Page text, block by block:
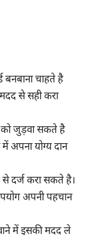
चाहते है
से सही करा
को जुड़वा सकते है
अपना योग्य दान
से दर्ज करा सकते है।
अपनी पहचान
में इसकी मदद ले